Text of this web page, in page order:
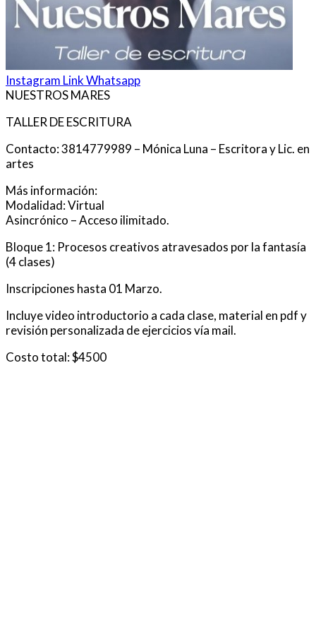
Instagram LinkWhatsapp
NUESTROS MARES
TALLER DE ESCRITURA
Contacto: 3814779989 – Mónica Luna – Escritora y Lic. en
artes
Más información:
Modalidad: Virtual
Asincrónico – Acceso ilimitado.
Bloque 1: Procesos creativos atravesados por la fantasía
(4 clases)
Inscripciones hasta 01 Marzo.
Incluye video introductorio a cada clase, material en pdf y
revisión personalizada de ejercicios vía mail.
Costo total: $4500